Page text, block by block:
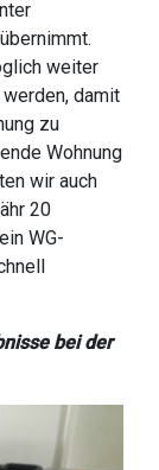
weiter
werden, damit
zu
Wohnung
wir auch
20
WG-
bei der